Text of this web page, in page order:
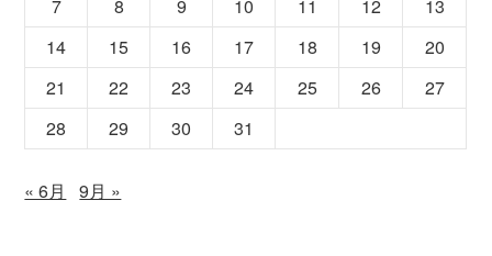
7
8 9 10 11 12
13
14
15 16 17 18 19
20
21
22 23 24 25 26
27
28
29 30 31
« 6月 9月 »